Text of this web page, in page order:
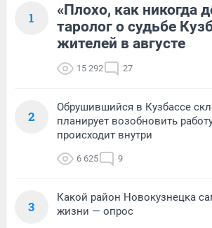
1
«Плохо, как никогда
таролог о судьбе
жителей в августе
15 292 27
2
Обрушившийся в Кузбассе
планирует возобновить
происходит внутри
6 625 9
3
Какой район Новокузнецка
жизни — опрос